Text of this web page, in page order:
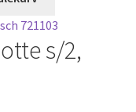
s/2,